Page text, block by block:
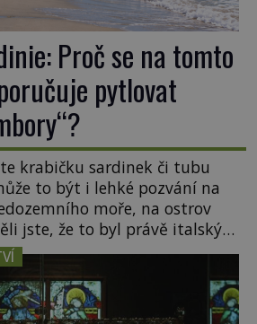
Proč se na tomto
pytlovat
krabičku sardinek či tubu
to být i lehké pozvání na
moře, na ostrov
jste, že to byl právě italský
těmto produktům moře
Co dalšího je pro Sardinii
zajímavé? Na